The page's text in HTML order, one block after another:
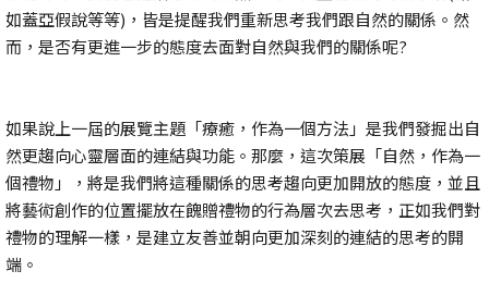
如蓋亞假說等等)，皆是提醒我們重新思考我們跟自然的關係。然
而，是否有更進一步的態度去面對自然與我們的關係呢?
如果說上一屆的展覽主題「療癒，作為一個方法」是我們發掘出自
然更趨向心靈層面的連結與功能。那麼，這次策展「自然，作為一
個禮物」，將是我們將這種關係的思考趨向更加開放的態度，並且
將藝術創作的位置擺放在餽贈禮物的行為層次去思考，正如我們對
禮物的理解一樣，是建立友善並朝向更加深刻的連結的思考的開
端。